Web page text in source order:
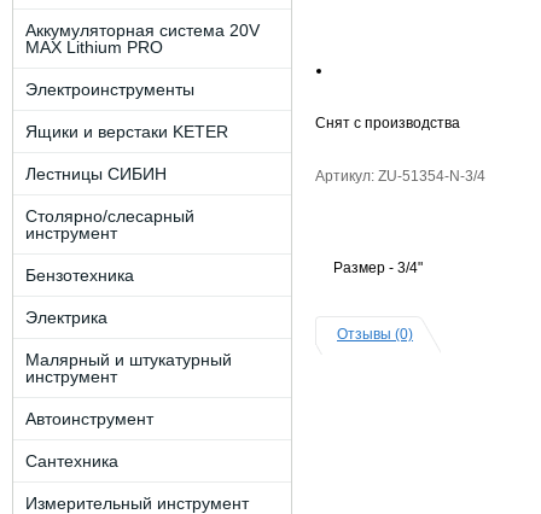
Аккумуляторная система 20V
MAX Lithium PRO
Электроинструменты
Ящики и верстаки KETER
Лестницы СИБИН
Столярно/слесарный
инструмент
Бензотехника
Электрика
Малярный и штукатурный
инструмент
Автоинструмент
Сантехника
Измерительный инструмент
Снят с производства
Артикул: ZU-51354-N-3/4
Размер - 3/4"
Отзывы (0)